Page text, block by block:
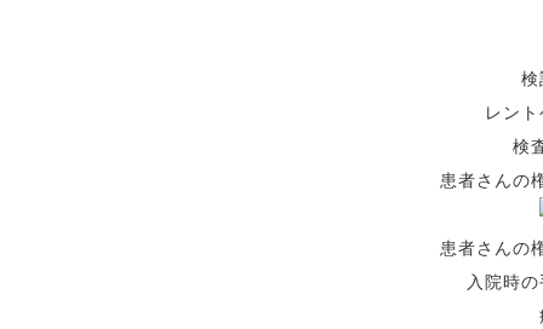
検
レン
検
患者さんの
患者さんの
入院時